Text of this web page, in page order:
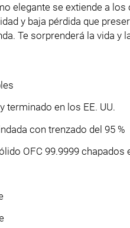
elegante se extiende a
y baja pérdida que
Te sorprenderá la vida y
terminado en los EE. UU.
con trenzado del 95 %
OFC 99.9999 chapados